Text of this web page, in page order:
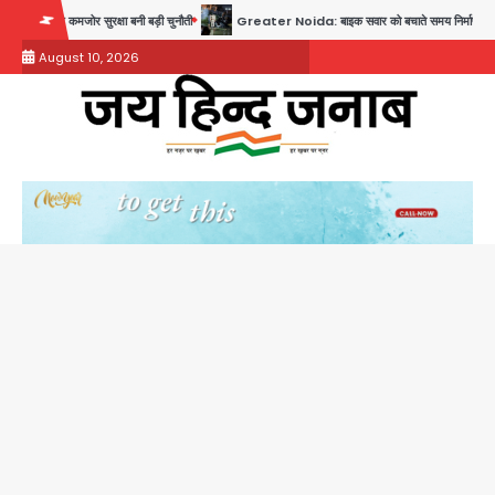
content
सुरक्षा बनी बड़ी चुनौती Greater Noida: बाइक सवार को बचाते समय निर्माणाधीन नाले में गिरी
August 10, 2026